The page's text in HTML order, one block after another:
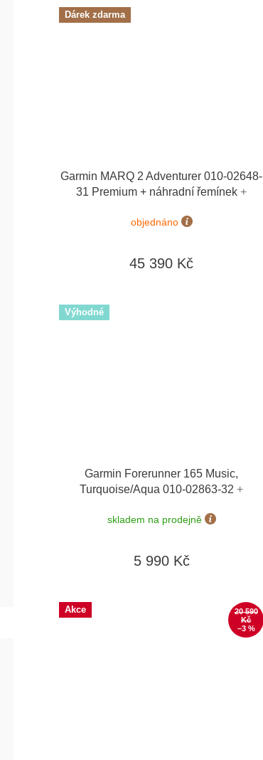
Dárek zdarma
Garmin MARQ 2 Adventurer 010-02648-
31 Premium + náhradní řemínek+
objednáno
45 390 Kč
Výhodné
Garmin Forerunner 165 Music,
Turquoise/Aqua 010-02863-32+
skladem na prodejně
5 990 Kč
Akce
20 590
Kč
–3 %